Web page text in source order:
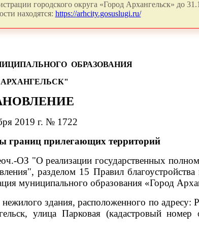
городского округа «Город Архангельск» до
находятся: https://arhcity.gosuslugi.ru/
ОБРАЗОВАНИЯ
АРХАНГЕЛЬСК"
2019 г. № 1722
границ прилегающих территорий
ОЗ "О реализации государственных
разделом 15 Правил
муниципального образования «Город
здания, расположенного по адресу:
улица Парковая (кадастровый номер